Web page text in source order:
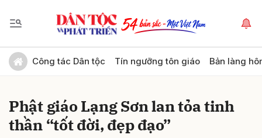
Công tác Dân tộc Tín ngưỡng tôn giáo Bản làng
Phật giáo Lạng Sơn lan tỏa tinh
thần “tốt đời, đẹp đạo”
Gửi bình luận